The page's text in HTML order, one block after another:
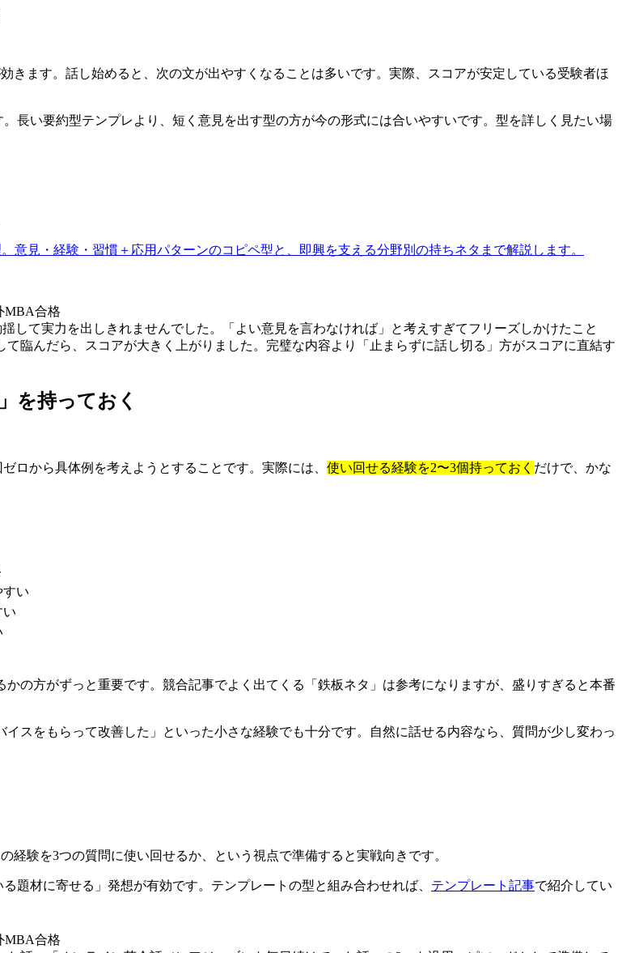
きます。話し始めると、次の文が出やすくなることは多いです。実際、スコアが安定している受験者ほ
長い要約型テンプレより、短く意見を出す型の方が今の形式には合いやすいです。型を詳しく見たい場
意見・経験・習慣＋応用パターンのコピペ型と、即興を支える分野別の持ちネタまで解説します。
MBA合格
して実力を出しきれませんでした。「よい意見を言わなければ」と考えすぎてフリーズしかけたこと
臨んだら、スコアが大きく上がりました。完璧な内容より「止まらずに話し切る」方がスコアに直結す
を持っておく
ロから具体例を考えようとすることです。実際には、 使い回せる経験を2〜3個持っておく だけで、かな
すい
い
の方がずっと重要です。競合記事でよく出てくる「鉄板ネタ」は参考になりますが、盛りすぎると本番
スをもらって改善した」といった小さな経験でも十分です。自然に話せる内容なら、質問が少し変わっ
経験を3つの質問に使い回せるか、という視点で準備すると実戦向きです。
題材に寄せる」発想が有効です。テンプレートの型と組み合わせれば、 テンプレート記事で紹介してい
MBA合格